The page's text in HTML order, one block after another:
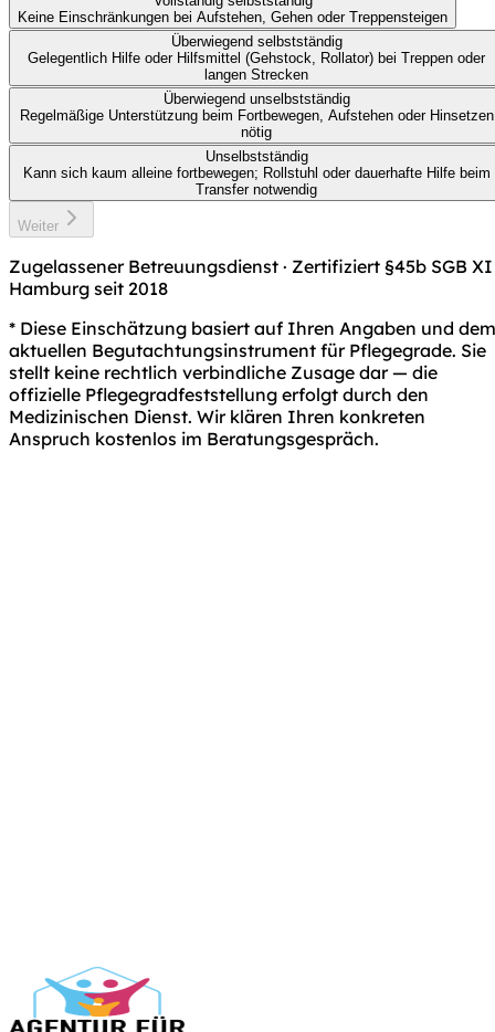
Keine Einschränkungen bei Aufstehen, Gehen oder Treppensteigen
Überwiegend selbstständig
Gelegentlich Hilfe oder Hilfsmittel (Gehstock, Rollator) bei Treppen oder
langen Strecken
Überwiegend unselbstständig
Regelmäßige Unterstützung beim Fortbewegen, Aufstehen oder Hinsetzen
nötig
Unselbstständig
Kann sich kaum alleine fortbewegen; Rollstuhl oder dauerhafte Hilfe beim
Transfer notwendig
Weiter
Zugelassener Betreuungsdienst · Zertifiziert §45b SGB XI
Hamburg seit 2018
* Diese Einschätzung basiert auf Ihren Angaben und dem
aktuellen Begutachtungsinstrument für Pflegegrade. Sie
stellt keine rechtlich verbindliche Zusage dar — die
offizielle Pflegegradfeststellung erfolgt durch den
Medizinischen Dienst. Wir klären Ihren konkreten
Anspruch kostenlos im Beratungsgespräch.